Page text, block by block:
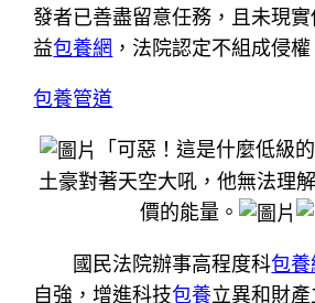
發者已善盡留意任務，且未現
益包養網 ，法院認定不組成侵權
包養管道
「可惡！這是什麼低級
土豪對著天空大吼，他無法理
價的能量。
國民法院辦事高程度科包
自強，增進科技包養立異和財產